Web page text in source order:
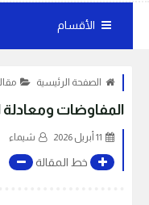
الأقسام
الصفحة الرئيسية
المفاوضات ومعادلة
11 أبريل 2026 شيماء
خط المقالة